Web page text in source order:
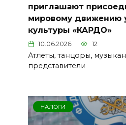
приглашают
мировому движению
культуры «КАРДО»
10.06.2026 12
Атлеты, танцоры,
представители
НАЛОГИ